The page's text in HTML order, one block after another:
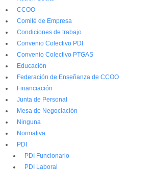
CCOO
Comité de Empresa
Condiciones de trabajo
Convenio Colectivo PDI
Convenio Colectivo PTGAS
Educación
Federación de Enseñanza de CCOO
Financiación
Junta de Personal
Mesa de Negociación
Ninguna
Normativa
PDI
PDI Funcionario
PDI Laboral